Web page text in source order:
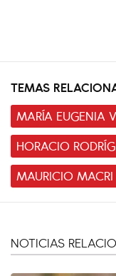
TEMAS
MARÍA EUGENIA
HORACIO
MAURICIO MACRI
NOTICIAS